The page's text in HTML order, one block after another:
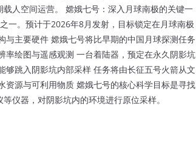
人空间运营。 嫦娥七号：深入月球南极的关键一
一。预计于2026年8月发射，目标锁定在月球南极
主要硬件 嫦娥七号将比早期的中国月球探测任务
绘图与遥感观测 一台着陆器，预定在永久阴影坑
够跳入阴影坑内部采样 任务将由长征五号火箭从文
源与可利用物质 嫦娥七号的核心科学目标是寻找
仪器，对阴影坑内的环境进行原位采样。